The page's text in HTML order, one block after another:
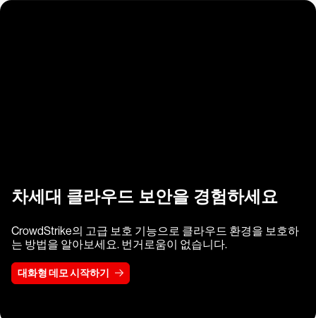
차세대 클라우드 보안을 경험하세요
CrowdStrike의 고급 보호 기능으로 클라우드 환경을 보호하
는 방법을 알아보세요. 번거로움이 없습니다.
대화형 데모 시작하기